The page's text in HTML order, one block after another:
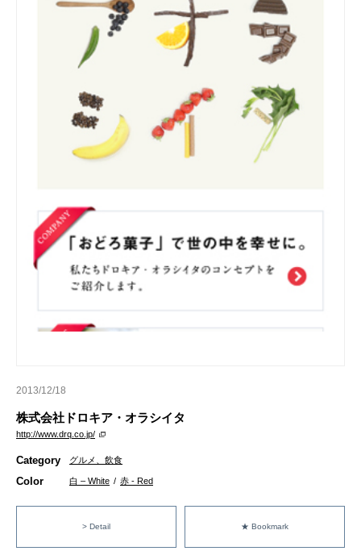
2013/12/18
株式会社ドロキア・オラシイタ
http://www.drq.co.jp/
Category グルメ、飲食
Color 白 – White / 赤 - Red
> Detail ★ Bookmark